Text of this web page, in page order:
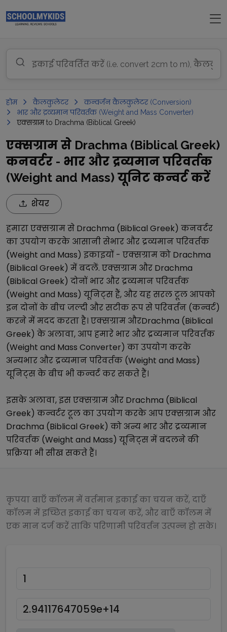
होम कैलकुलेटर
कन्वर्जन कैलकुलेटर (Conversion)
भार और द्रव्यमान परिवर्तक (Weight and Mass Converter)
एक्सग्राम to Drachma (Biblical Greek)
एक्सग्राम से Drachma (Biblical Greek)
कनवर्टर - भार और द्रव्यमान परिवर्तक
(Weight and Mass) यूनिट कन्वर्ट करें
शेयर
हमाराएक्सग्रामसे Drachma (Biblical Greek) कनवर्टर
का उपयोग करके आसानी सेभार और द्रव्यमान परिवर्तक
(Weight and Mass) इकाइयों - एक्सग्रामको Drachma
(Biblical Greek) में बदलें. एक्सग्राम और Drachma
(Biblical Greek) दोनों भार और द्रव्यमान परिवर्तक
(Weight and Mass) यूनिट्स हैं, और यह सरल टूल आपको
इन दोनों के बीच जल्दी और सटीक रूप से परिवर्तन (कन्वर्ट)
करने में मदद करता है। एक्सग्राम औरDrachma (Biblical
Greek) के अलावा, आप हमारे भार और द्रव्यमान परिवर्तक
(Weight and Mass Converter) का उपयोग करके
अन्यभार और द्रव्यमान परिवर्तक (Weight and Mass)
यूनिट्स के बीच भी कन्वर्ट कर सकते हैं।
इसके अलावा, इसएक्सग्राम और Drachma (Biblical
Greek) कन्वर्टर टूल का उपयोग करके आपएक्सग्राम और
Drachma (Biblical Greek) को अन्य भार और द्रव्यमान
परिवर्तक (Weight and Mass) यूनिट्स में बदलने की
प्रक्रिया भी सीख सकते हैं।
कृपया बाएँ कॉलम में वर्तमान इकाई का चयन करें, दाएँ
कॉलम में इच्छित इकाई का चयन करें, और बाएँ कॉलम में
एक मान दर्ज करें ताकि परिणामी परिवर्तन उत्पन्न हो सके।